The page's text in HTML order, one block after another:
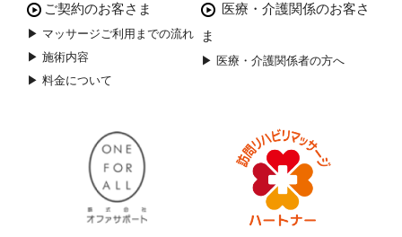
ご契約のお客さま
▶ マッサージご利用までの流れ
▶ 施術内容
▶ 料金について
医療・介護関係のお客さ
ま
▶ 医療・介護関係者の方へ